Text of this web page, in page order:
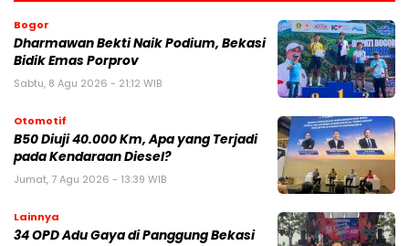
Bogor
Dharmawan Bekti Naik Podium, Bekasi
Bidik Emas Porprov
Sabtu, 8 Agu 2026 - 21:12 WIB
Otomotif
B50 Diuji 40.000 Km, Apa yang Terjadi
pada Kendaraan Diesel?
Jumat, 7 Agu 2026 - 13:39 WIB
Lainnya
34 OPD Adu Gaya di Panggung Bekasi